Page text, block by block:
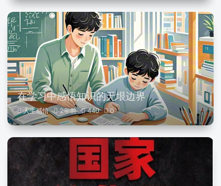
在学习中感悟知识的无垠边界
人生感悟 2年前 440 0